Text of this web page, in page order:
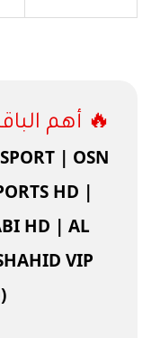
🔥 أهم
| OSN
HD |
HD | AL
VIP